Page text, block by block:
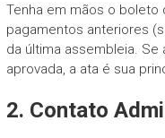
Tenha em mãos o
pagamentos anteriores
da última assembleia.
aprovada, a ata é sua
2. Contato